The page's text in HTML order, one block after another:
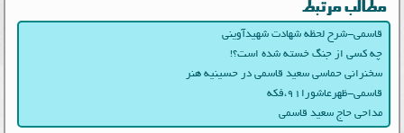
مطالب مرتبط
قاسمی-شرح لحظه شهادت شهیدآوینی
چه کسی از جنگ خسته شده است؟!
سخنرانی حماسی سعید قاسمی در حسینیه هنر
قاسمی-ظهرعاشورا۹۱،فکه
مداحی حاج سعید قاسمی